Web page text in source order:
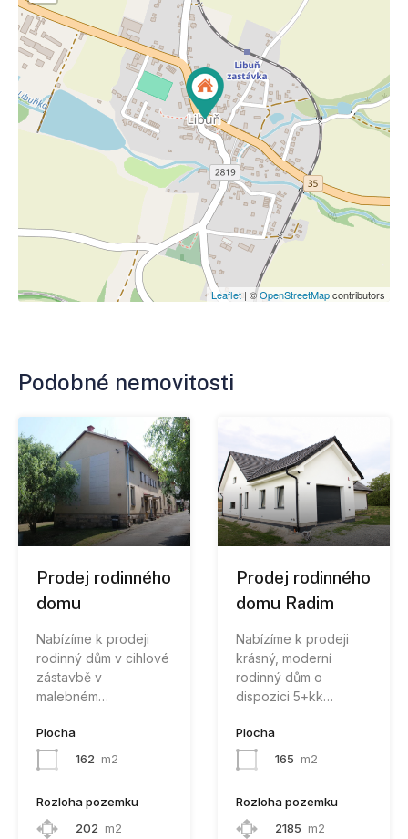
Leaflet | ©OpenStreetMapcontributors
Podobné nemovitosti
Prodej rodinného
domu
Nabízíme k prodeji
rodinný dům v cihlové
zástavbě v
malebném…
Plocha
162 m2
Rozloha pozemku
202 m2
Prodej rodinného
domu Radim
Nabízíme k prodeji
krásný, moderní
rodinný dům o
dispozici 5+kk…
Plocha
165 m2
Rozloha pozemku
2185 m2